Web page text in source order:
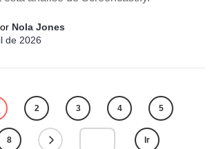
Nola Jones
de 2026
2 3 4 5
8 Ir